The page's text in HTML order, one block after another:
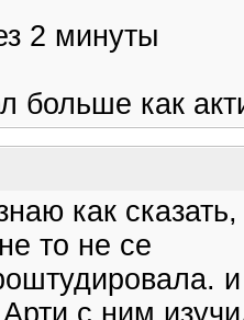
2 минуты
больше как
как
то не се
Арти с ним